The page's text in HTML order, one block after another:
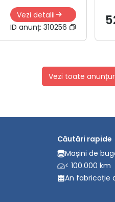
Vezi detalii
ID anunț: 310256
Vezi toate
Căutări rapide
Mașini de
< 100.000 km
An fabricație